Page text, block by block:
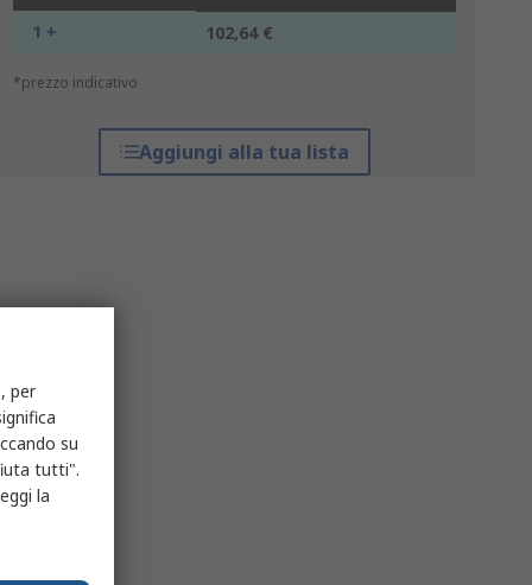
1 + 102,64 €
*prezzo indicativo
Aggiungi alla tua lista
per
su
tutti".
la